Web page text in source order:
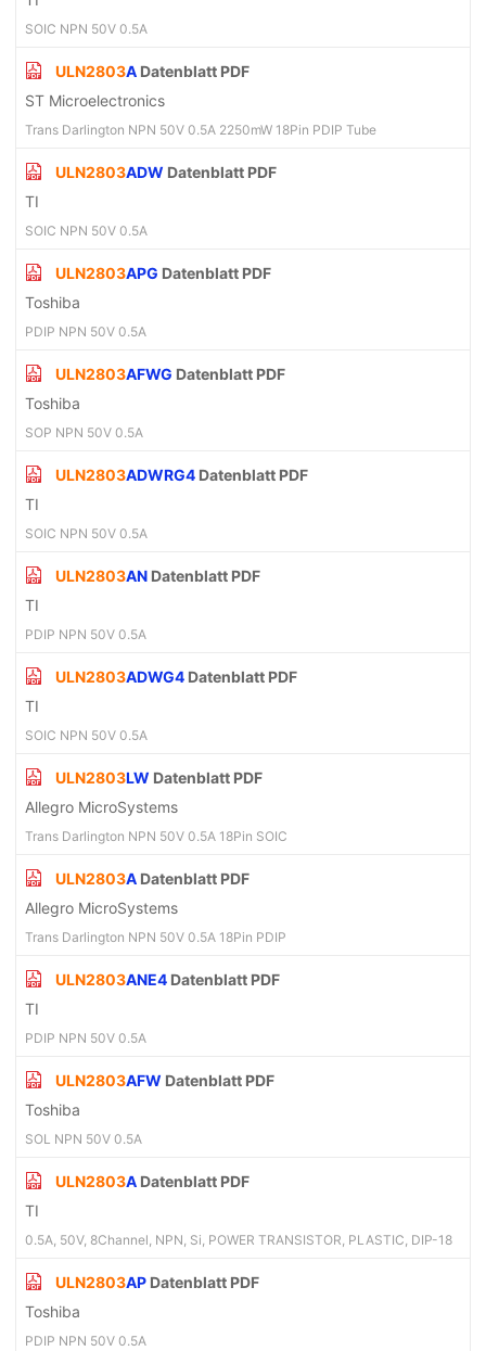
SOIC NPN 50V 0.5A
ULN2803A Datenblatt PDF
ST Microelectronics
Trans Darlington NPN 50V 0.5A 2250mW 18Pin PDIP Tube
ULN2803ADW Datenblatt PDF
TI
SOIC NPN 50V 0.5A
ULN2803APG Datenblatt PDF
Toshiba
PDIP NPN 50V 0.5A
ULN2803AFWG Datenblatt PDF
Toshiba
SOP NPN 50V 0.5A
ULN2803ADWRG4 Datenblatt PDF
TI
SOIC NPN 50V 0.5A
ULN2803AN Datenblatt PDF
TI
PDIP NPN 50V 0.5A
ULN2803ADWG4 Datenblatt PDF
TI
SOIC NPN 50V 0.5A
ULN2803LW Datenblatt PDF
Allegro MicroSystems
Trans Darlington NPN 50V 0.5A 18Pin SOIC
ULN2803A Datenblatt PDF
Allegro MicroSystems
Trans Darlington NPN 50V 0.5A 18Pin PDIP
ULN2803ANE4 Datenblatt PDF
TI
PDIP NPN 50V 0.5A
ULN2803AFW Datenblatt PDF
Toshiba
SOL NPN 50V 0.5A
ULN2803A Datenblatt PDF
TI
0.5A, 50V, 8Channel, NPN, Si, POWER TRANSISTOR, PLASTIC, DIP-18
ULN2803AP Datenblatt PDF
Toshiba
PDIP NPN 50V 0.5A